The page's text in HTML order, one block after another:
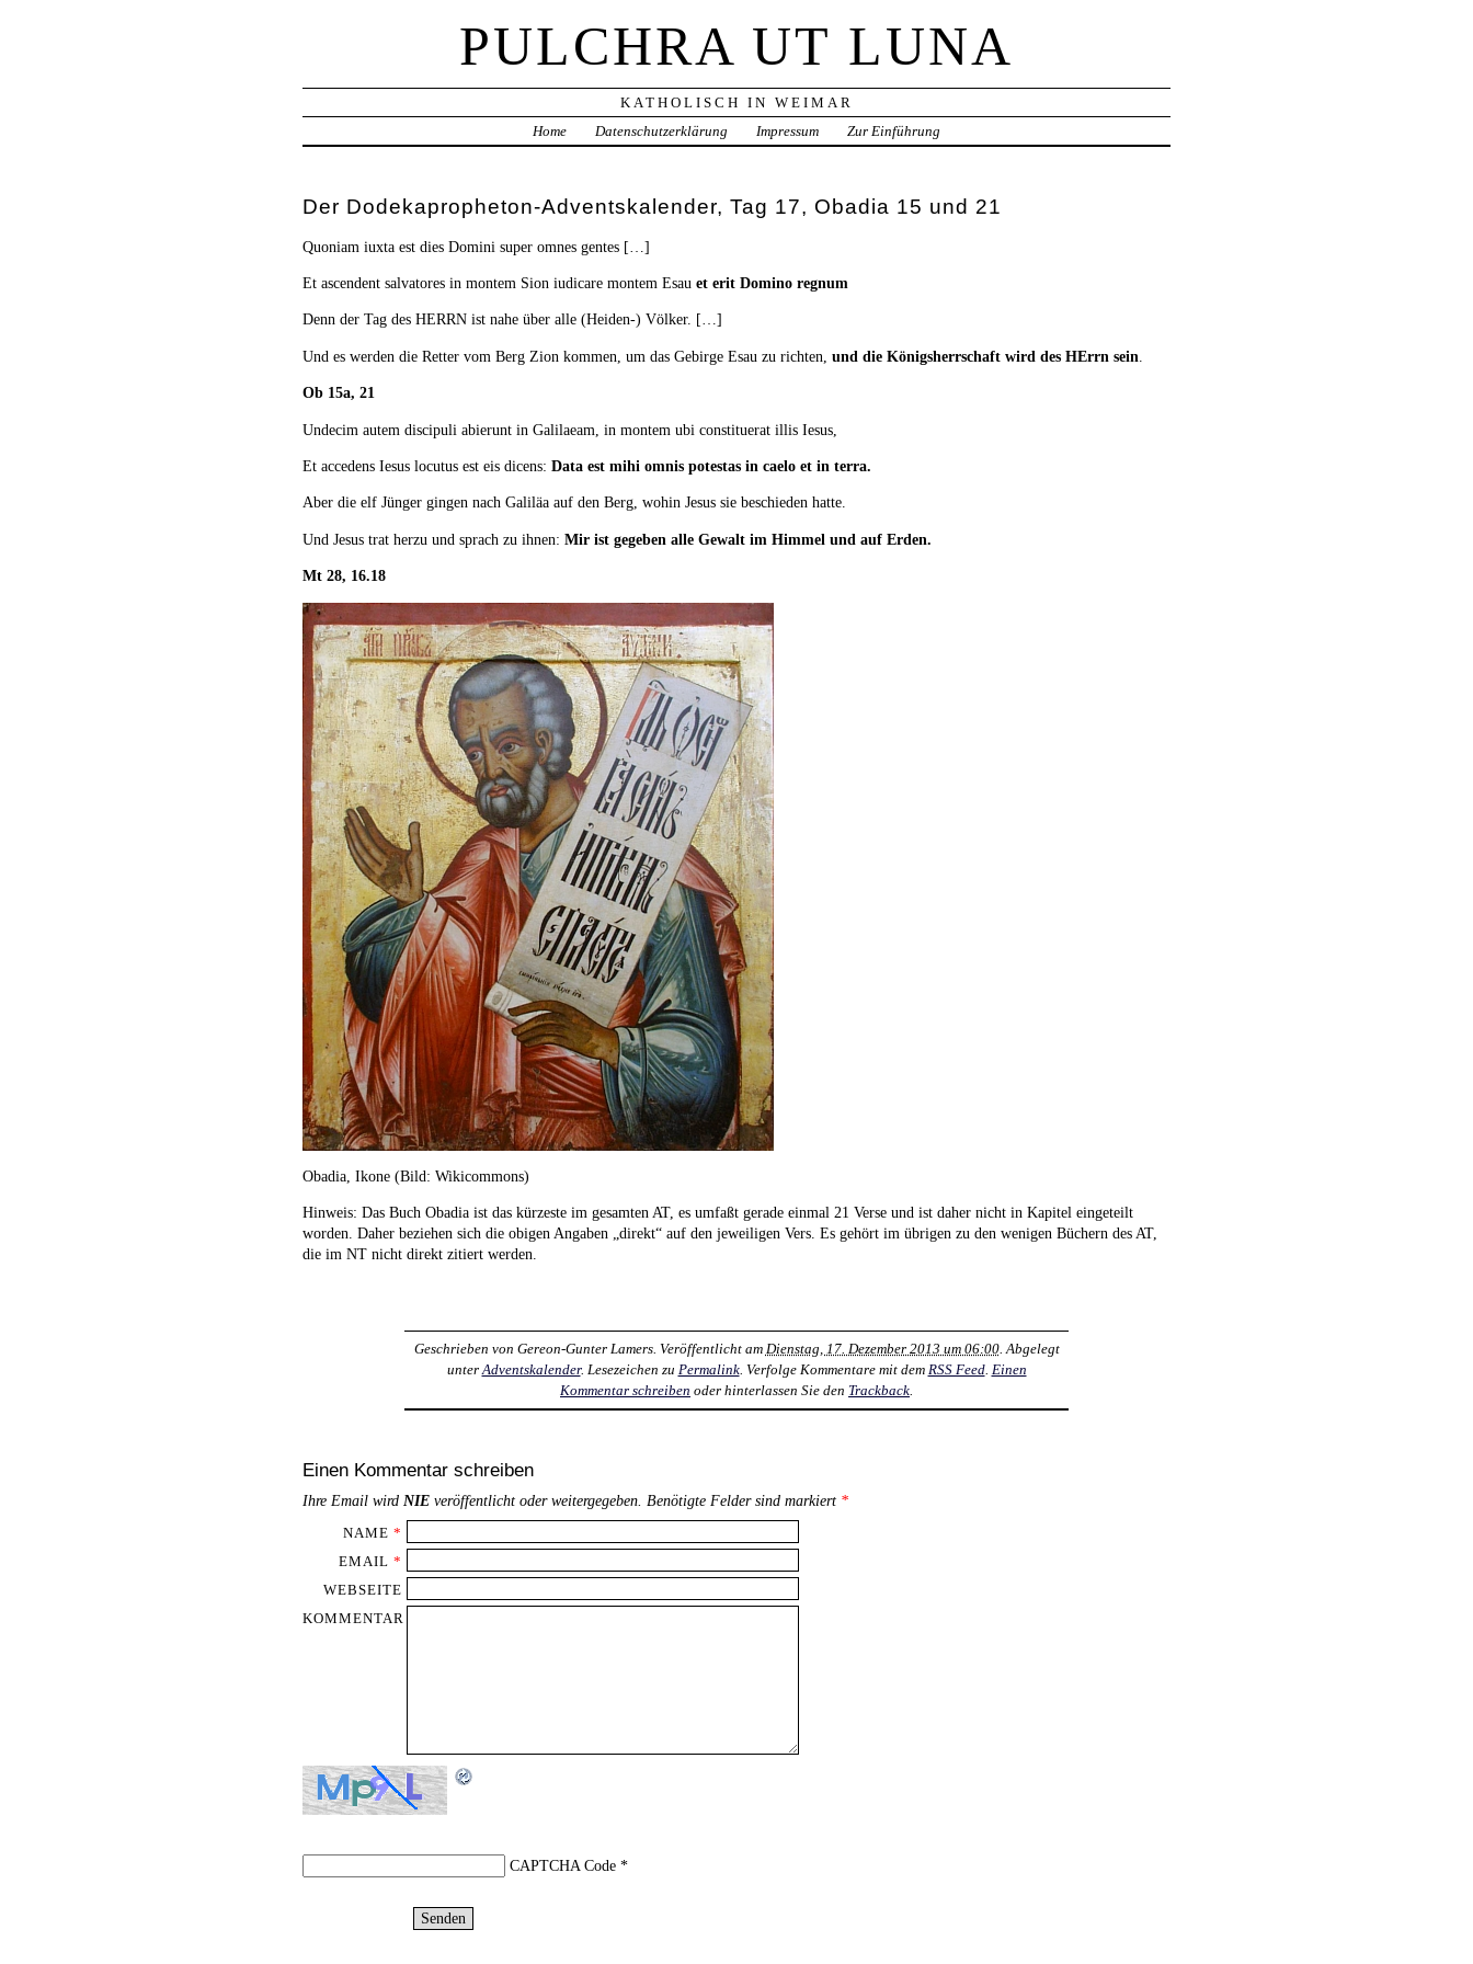
PULCHRA UT LUNA
KATHOLISCH IN WEIMAR
Home
Datenschutzerklärung Impressum Zur Einführung
Der Dodekapropheton-Adventskalender, Tag 17, Obadia 15 und 21
Quoniam iuxta est dies Domini super omnes gentes […]
Et ascendent salvatores in montem Sion iudicare montem Esau et erit Domino regnum
Denn der Tag des HERRN ist nahe über alle (Heiden-) Völker. […]
Und es werden die Retter vom Berg Zion kommen, um das Gebirge Esau zu richten, und die Königsherrschaft wird des HErrn sein
Ob 15a, 21
Undecim autem discipuli abierunt in Galilaeam, in montem ubi constituerat illis Iesus,
Et accedens Iesus locutus est eis dicens: Data est mihi omnis potestas in caelo et in terra.
Aber die elf Jünger gingen nach Galiläa auf den Berg, wohin Jesus sie beschieden hatte.
Und Jesus trat herzu und sprach zu ihnen: Mir ist gegeben alle Gewalt im Himmel und auf Erden.
Mt 28, 16.18
Obadia, Ikone (Bild: Wikicommons)
Hinweis: Das Buch Obadia ist das kürzeste im gesamten AT, es umfaßt gerade einmal 21 Verse und ist daher nicht in Kapitel eingeteilt
worden. Daher beziehen sich die obigen Angaben „direkt“ auf den jeweiligen Vers. Es gehört im übrigen zu den wenigen Büchern des AT,
die im NT nicht direkt zitiert werden.
Geschrieben von Gereon-Gunter Lamers. Veröffentlicht am Dienstag, 17. Dezember 2013 um 06:00. Abgelegt
unterAdventskalender. Lesezeichen zu Permalink. Verfolge Kommentare mit dem RSS Feed. Einen
Kommentar schreiben oder hinterlassen Sie den Trackback.
Einen Kommentar schreiben
Ihre Email wird NIE veröffentlicht oder weitergegeben. Benötigte Felder sind markiert *
NAME *
EMAIL *
WEBSEITE
KOMMENTAR
CAPTCHA Code *